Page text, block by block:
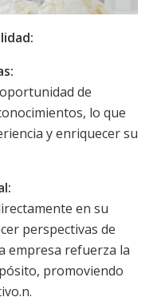
de
lo que
y enriquecer su
en su
perspectivas de
empresa refuerza la
promoviendo
n.